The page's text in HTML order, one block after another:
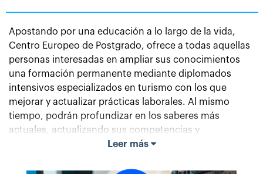
Apostando por una educación a lo largo de la vida,
Centro Europeo de Postgrado, ofrece a todas aquellas
personas interesadas en ampliar sus conocimientos
una formación permanente mediante diplomados
intensivos especializados en turismo con los que
mejorar y actualizar prácticas laborales. Al mismo
tiempo, podrán profundizar en los saberes más
actuales, actualizando sus competencias y
adaptándolas al mundo contemporáneo. La
adecuada al más alto nivel de formación, contando
Leer más